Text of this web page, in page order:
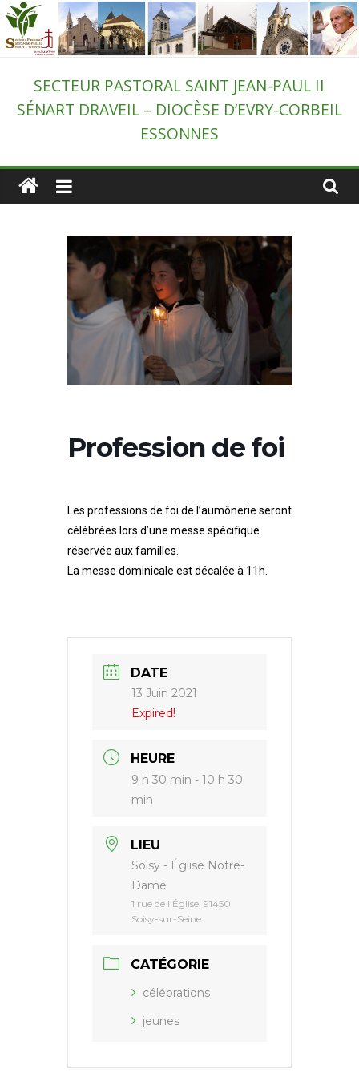
Passer
au
contenu
Secteur
pastoral
de
Draveil
Jean-
Paul
SECTEUR PASTORAL SAINT JEAN-PAUL II
SÉNART DRAVEIL– DIOCÈSE D’EVRY-CORBEIL
ESSONNES
Profession de foi
Les professions de foi de l’aumônerie seront
célébrées lors d’une messe spécifique
réservée aux familles.
La messe dominicale est décalée à 11h.
DATE
13 Juin 2021
Expired!
HEURE
9 h 30 min - 10 h 30
min
LIEU
Soisy - Église Notre-
Dame
1 rue de l’Église, 91450
Soisy-sur-Seine
CATÉGORIE
célébrations
jeunes